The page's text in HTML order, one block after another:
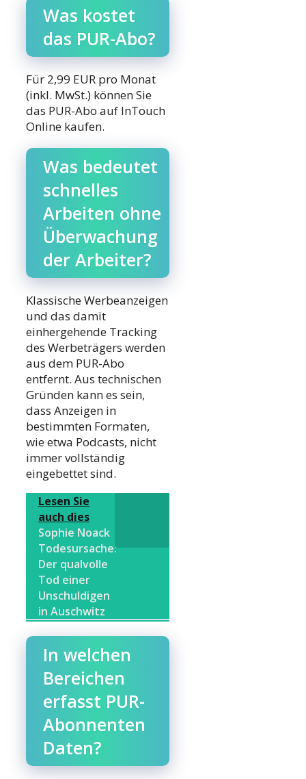
Was kostet
das PUR-Abo?
Für 2,99 EUR pro Monat
(inkl. MwSt.) können Sie
das PUR-Abo auf InTouch
Online kaufen.
Was bedeutet
schnelles
Arbeiten ohne
Überwachung
der Arbeiter?
Klassische Werbeanzeigen
und das damit
einhergehende Tracking
des Werbeträgers werden
aus dem PUR-Abo
entfernt. Aus technischen
Gründen kann es sein,
dass Anzeigen in
bestimmten Formaten,
wie etwa Podcasts, nicht
immer vollständig
eingebettet sind.
Lesen Sie
auch dies
Sophie Noack
Todesursache:
Der qualvolle
Tod einer
Unschuldigen
in Auschwitz
In welchen
Bereichen
erfasst PUR-
Abonnenten
Daten?